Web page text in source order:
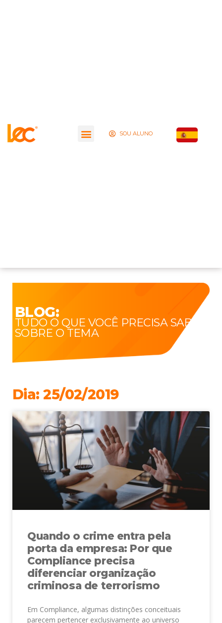
SOU ALUNO
BLOG:
TUDO O QUE VOCÊ PRECISA SABER
SOBRE O TEMA
Dia: 25/02/2019
Quando o crime entra pela
porta da empresa: Por que
Compliance precisa
diferenciar organização
criminosa de terrorismo
Em Compliance, algumas distinções conceituais
parecem pertencer exclusivamente ao universo